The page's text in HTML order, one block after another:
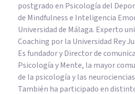
postgrado en Psicología del
de Mindfulness e Inteligencia
Universidad de Málaga. Experto
Coaching por la Universidad Rey
Es fundador y Director de
Psicología y Mente, la mayor
de la psicología y las
También ha participado en